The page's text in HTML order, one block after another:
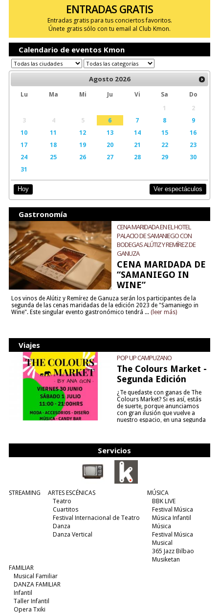
ENTRADAS GRATIS
Entradas gratis para tus conciertos favoritos.
Únete gratis sólo con tu email al Club Kmon.
Calendario de eventos Kmon
Agosto 2026
Lu Ma Mi Ju Vi Sa
Do
1
2
3
4 5 6 7 8
9
10
11 12 13 14 15
16
17
18 19 20 21 22
23
24
25 26 27 28 29
30
31
Hoy Ver espectáculos
Gastronomía
CENA MARIDADA EN EL HOTEL
PALACIO DE SAMANIEGO CON
BODEGAS ALÚTIZ Y REMÍREZ DE
GANUZA
CENA MARIDADA DE
“SAMANIEGO IN
WINE”
Los vinos de Alútiz y Remírez de Ganuza serán los participantes de la
segunda de las cenas maridadas de la edición 2023 de "Samaniego in
Wine". Este singular evento gastronómico tendrá ... (leer más)
Viajes
POP UP CAMPUZANO
The Colours Market -
Segunda Edición
¿Te quedaste con ganas de The
Colours Market? Si es así, estás
de suerte, porque anunciamos
con gran ilusión que vuelve a
nuestro espacio, en una segunda
Servicios
STREAMING
ARTES ESCÉNICAS
Teatro
Cuartitos
Festival Internacional de Teatro
Danza
Danza Vertical
MÚSICA
BBK LIVE
Festival Música
Música Infantil
Música
Festival Música
Musical
365 Jazz Bilbao
Musiketan
FAMILIAR
Musical Familiar
DANZA FAMILIAR
Infantil
Taller Infantil
Opera Txiki